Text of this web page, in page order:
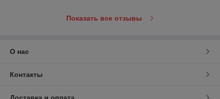
Показать все отзывы
О нас
Контакты
Доставка и оплата